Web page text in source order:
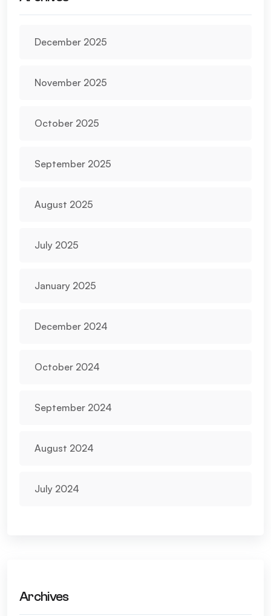
December 2025
November 2025
October 2025
September 2025
August 2025
July 2025
January 2025
December 2024
October 2024
September 2024
August 2024
July 2024
Archives